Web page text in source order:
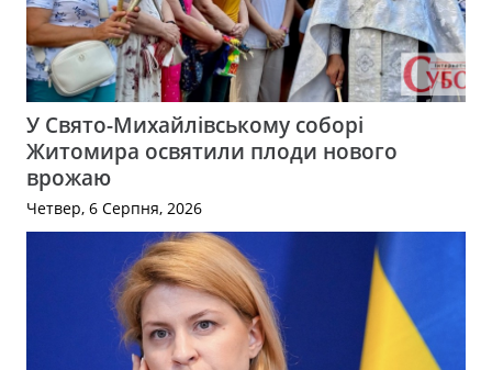
У Свято-Михайлівському соборі
Житомира освятили плоди нового
врожаю
Четвер, 6 Серпня, 2026